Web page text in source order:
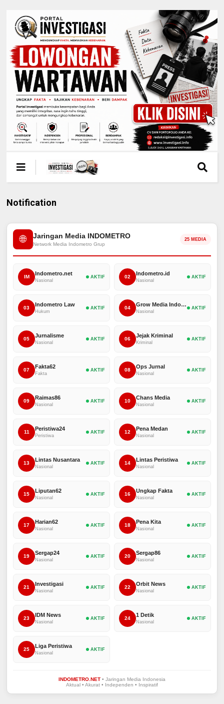
Notification
🌐 Jaringan Media INDOMETRO
Network Media Indometro Grup
25 MEDIA
IM
Indometro.net
Nasional
AKTIF 02
Indometro.id
Nasional
AKTIF
03
Indometro Law
Hukum
AKTIF 04
Grow Media Indonesia
Nasional
AKTIF
05
Jurnalisme
Nasional
AKTIF 06
Jejak Kriminal
Kriminal
AKTIF
07
Fakta62
Fakta
AKTIF 08
Ops Jurnal
Nasional
AKTIF
09
Raimas86
Nasional
AKTIF 10
Chans Media
Nasional
AKTIF
11
Peristiwa24
Peristiwa
AKTIF 12
Pena Medan
Nasional
AKTIF
13
Lintas Nusantara
Nasional
AKTIF 14
Lintas Peristiwa
Nasional
AKTIF
15
Liputan62
Nasional
AKTIF 16
Ungkap Fakta
Nasional
AKTIF
17
Harian62
Nasional
AKTIF 18
Pena Kita
Nasional
AKTIF
19
Sergap24
Nasional
AKTIF 20
Sergap86
Nasional
AKTIF
21
Investigasi
Nasional
AKTIF 22
Orbit News
Nasional
AKTIF
23
IDM News
Nasional
AKTIF 24
1 Detik
Nasional
AKTIF
25
Liga Peristiwa
Nasional
AKTIF
INDOMETRO.NET• Jaringan Media Indonesia
Aktual • Akurat • Independen • Inspiratif